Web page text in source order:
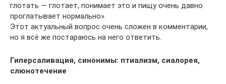
глотать — глотает, понимает это и пищу очень давно
проглатывает нормально».
Этот актуальный вопрос очень сложен в комментарии,
но я всё же постараюсь на него ответить.
Гиперсаливация, синонимы: птиализм, сиалорея,
слюнотечение